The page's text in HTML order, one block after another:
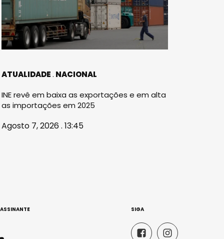
ATUALIDADE NACIONAL
INE revê em baixa as exportações e em alta
as importações em 2025
Agosto 7, 2026 . 13:45
SIGA